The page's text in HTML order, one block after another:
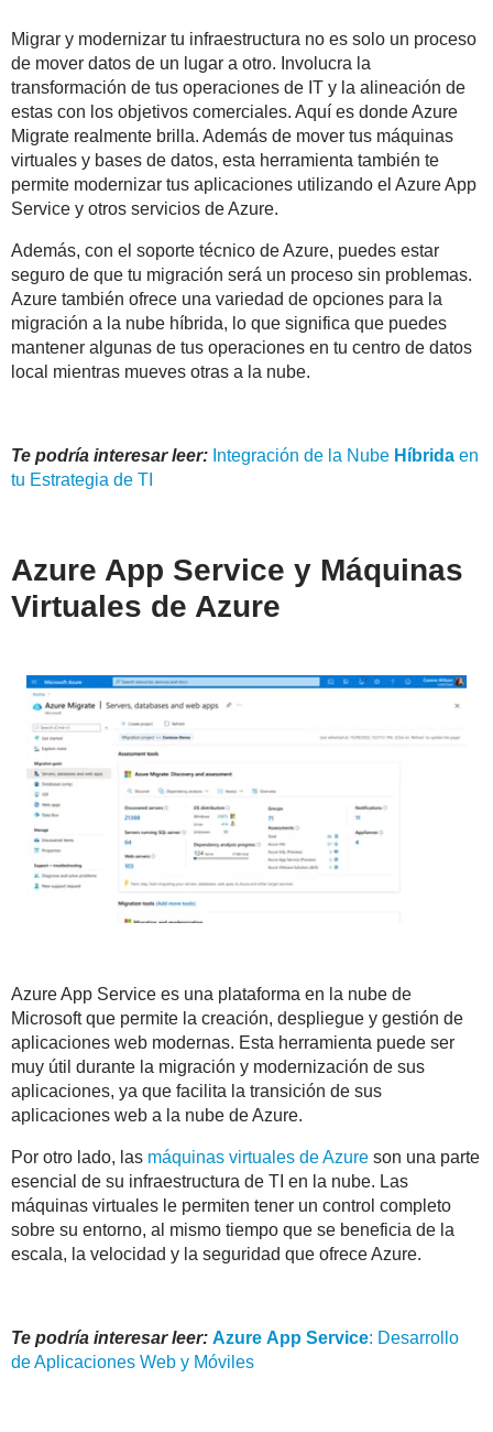
Migrar y modernizar tu infraestructura no es solo un proceso
de mover datos de un lugar a otro. Involucra la
transformación de tus operaciones de IT y la alineación de
estas con los objetivos comerciales. Aquí es donde Azure
Migrate realmente brilla. Además de mover tus máquinas
virtuales y bases de datos, esta herramienta también te
permite modernizar tus aplicaciones utilizando el Azure App
Service y otros servicios de Azure.
Además, con el soporte técnico de Azure, puedes estar
seguro de que tu migración será un proceso sin problemas.
Azure también ofrece una variedad de opciones para la
migración a la nube híbrida, lo que significa que puedes
mantener algunas de tus operaciones en tu centro de datos
local mientras mueves otras a la nube.
Te podría interesar leer: Integración de la Nube Híbrida en
tu Estrategia de TI
Azure App Service y Máquinas
Virtuales de Azure
Azure App Service es una plataforma en la nube de
Microsoft que permite la creación, despliegue y gestión de
aplicaciones web modernas. Esta herramienta puede ser
muy útil durante la migración y modernización de sus
aplicaciones, ya que facilita la transición de sus
aplicaciones web a la nube de Azure.
Por otro lado, las máquinas virtuales de Azure son una parte
esencial de su infraestructura de TI en la nube. Las
máquinas virtuales le permiten tener un control completo
sobre su entorno, al mismo tiempo que se beneficia de la
escala, la velocidad y la seguridad que ofrece Azure.
Te podría interesar leer: Azure App Service: Desarrollo
de Aplicaciones Web y Móviles